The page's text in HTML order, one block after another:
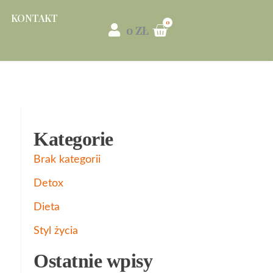
KONTAKT
0 ZŁ
Kategorie
Brak kategorii
Detox
Dieta
Styl życia
Ostatnie wpisy